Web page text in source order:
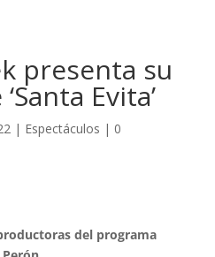
presenta su
Evita’
| Espectáculos | 0
del programa